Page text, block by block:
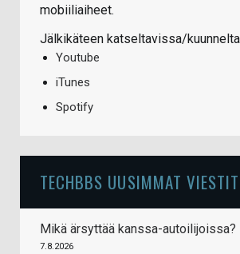
mobiiliaiheet.
Jälkikäteen katseltavissa/
Youtube
iTunes
Spotify
TECHBBS UUSIMMAT VIESTIT
Mikä ärsyttää kanssa-autoilijoissa?
7.8.2026